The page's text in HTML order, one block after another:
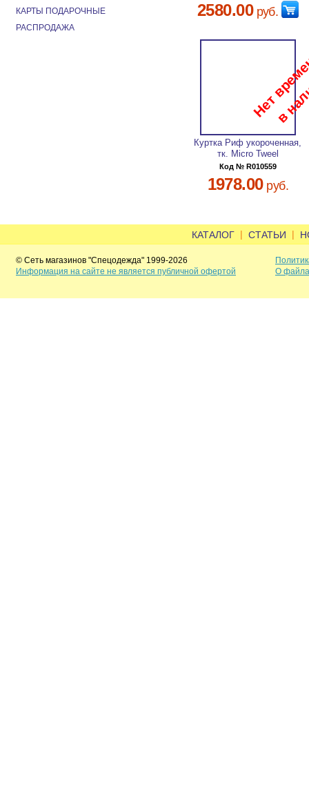
2580.00руб.
Куртка Риф укороченная,
тк. Micro Tweel
Код № R010559
1978.00руб.
КАРТЫ ПОДАРОЧНЫЕ
РАСПРОДАЖА
КАТАЛОГ | СТАТЬИ |
© Сеть магазинов "Спецодежда" 1999-2026
Информация на сайте не является публичной офертой
О